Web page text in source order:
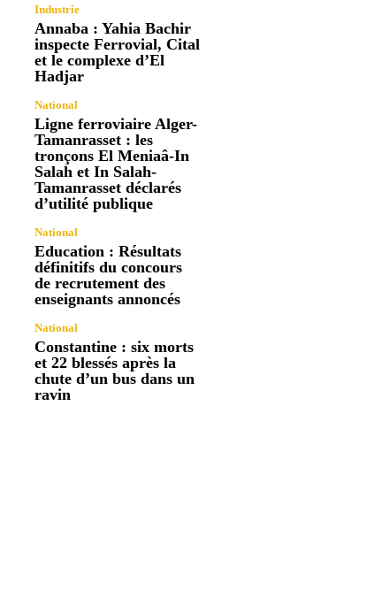
Industrie
Annaba : Yahia Bachir
inspecte Ferrovial, Cital
et le complexe d’El
Hadjar
National
Ligne ferroviaire Alger-
Tamanrasset : les
tronçons El Meniaâ-In
Salah et In Salah-
Tamanrasset déclarés
d’utilité publique
National
Education : Résultats
définitifs du concours
de recrutement des
enseignants annoncés
National
Constantine : six morts
et 22 blessés après la
chute d’un bus dans un
ravin